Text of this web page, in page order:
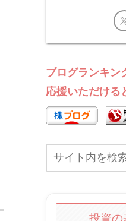
ブログランキン
応援いただける